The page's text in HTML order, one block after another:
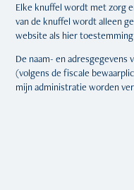
Elke knuffel wordt met zorg
van de knuffel wordt alleen
website als hier
De naam- en adresgegevens
(volgens de fiscale
mijn administratie worden